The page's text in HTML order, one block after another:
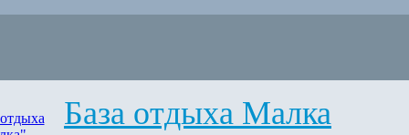
База отдыха Малка